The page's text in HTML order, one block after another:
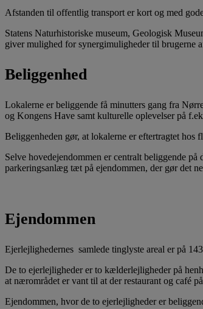
Afstanden til offentlig transport er kort og med
Statens Naturhistoriske museum, Geologisk
giver mulighed for synergimuligheder til brugerne
Beliggenhed
Lokalerne er beliggende få minutters gang fra
og Kongens Have samt kulturelle oplevelser på
Beliggenheden gør, at lokalerne er eftertragtet hos
Selve hovedejendommen er centralt beliggende
parkeringsanlæg tæt på ejendommen, der gør det
Ejendommen
Ejerlejlighedernes samlede tinglyste areal er på
De to ejerlejligheder er to kælderlejligheder på
at nærområdet er vant til at der restaurant og café
Ejendommen, hvor de to ejerlejligheder er